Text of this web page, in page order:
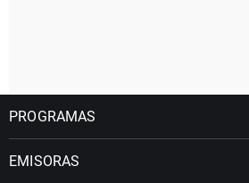
PROGRAMAS
EMISORAS